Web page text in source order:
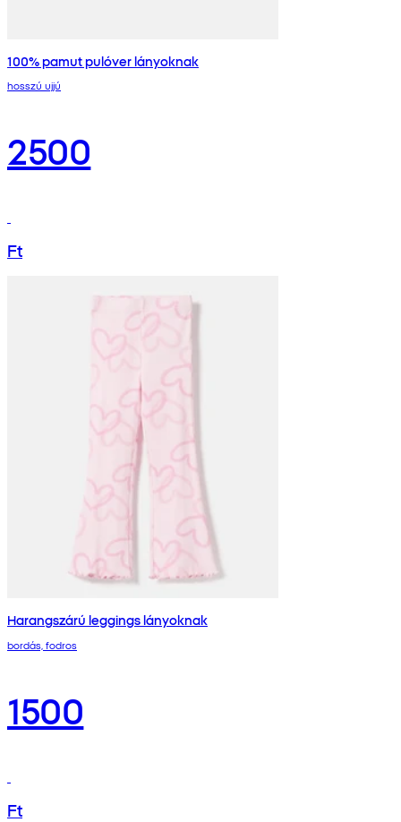
100% pamut pulóver lányoknak
hosszú ujjú
2500
Ft
Harangszárú leggings lányoknak
bordás, fodros
1500
Ft